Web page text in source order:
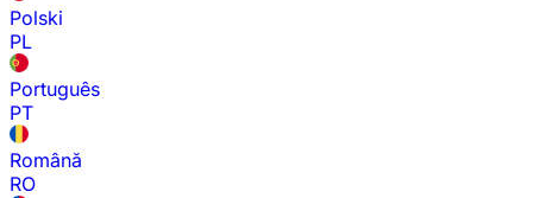
Polski
PL
Português
PT
Română
RO